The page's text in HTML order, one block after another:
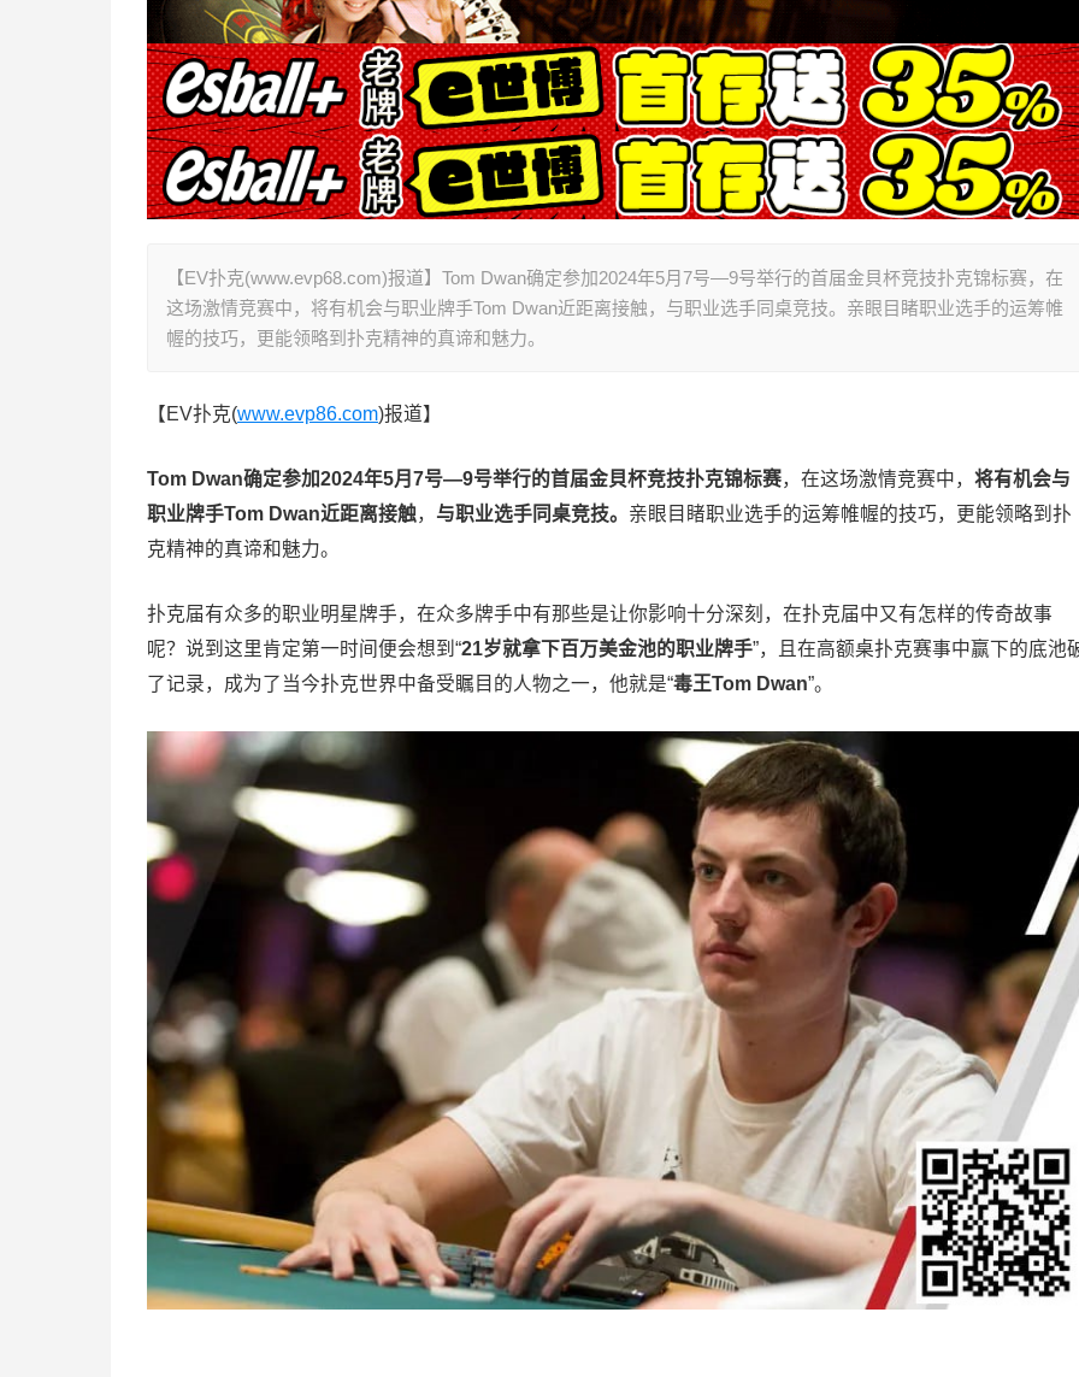
【EV扑克(www.evp68.com)报道】Tom Dwan确定参加2024年5月7号—9号举行的首届金貝杯竞技扑克锦标赛，在
这场激情竞赛中，将有机会与职业牌手Tom Dwan近距离接触，与职业选手同桌竞技。亲眼目睹职业选手的运筹帷
幄的技巧，更能领略到扑克精神的真谛和魅力。
【EV扑克(www.evp86.com)报道】
Tom Dwan确定参加2024年5月7号—9号举行的首届金貝杯竞技扑克锦标赛，在这场激情竞赛中， 将有机会与
职业牌手Tom Dwan近距离接触， 与职业选手同桌竞技。 亲眼目睹职业选手的运筹帷幄的技巧，更能领略到扑
克精神的真谛和魅力。
扑克届有众多的职业明星牌手，在众多牌手中有那些是让你影响十分深刻，在扑克届中又有怎样的传奇故事
呢？说到这里肯定第一时间便会想到“21岁就拿下百万美金池的职业牌手”，且在高额桌扑克赛事中赢下的底池
了记录，成为了当今扑克世界中备受瞩目的人物之一，他就是“毒王Tom Dwan”。